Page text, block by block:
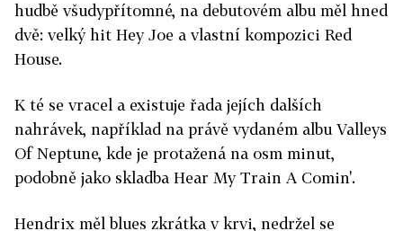
hudbě všudypřítomné, na debutovém albu měl hned
dvě: velký hit Hey Joe a vlastní kompozici Red
House.
K té se vracel a existuje řada jejích dalších
nahrávek, například na právě vydaném albu Valleys
Of Neptune, kde je protažená na osm minut,
podobně jako skladba Hear My Train A Comin'.
Hendrix měl blues zkrátka v krvi, nedržel se